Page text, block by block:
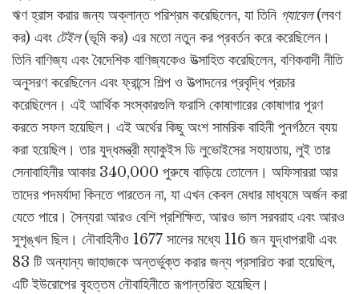
ঋণ হ্রাস করার জন্য অক্লান্ত পরিশ্রম করেছিলেন, যা তিনি গ্যাবেল(লবণ
কর) এবং টেইল(ভূমি কর) এর মতো নতুন কর প্রবর্তন করে করেছিলেন।
তিনি বাণিজ্য এবং বৈদেশিক বাণিজ্যকেও উত্সাহিত করেছিলেন, বণিকবাদী নীতি
অনুসরণ করেছিলেন এবং ফ্রান্সে শিল্প ও উত্পাদনের প্রবৃদ্ধি প্রচার
করেছিলেন। এই আর্থিক সংস্কারগুলি ফরাসি কোষাগারের কোষাগার পূরণ
করতে সফল হয়েছিল। এই অর্থের কিছু অংশ সামরিক বাহিনী পুনর্গঠনে ব্যয়
করা হয়েছিল। তার যুদ্ধমন্ত্রী ম্যাকুইস ডি লুভোইসের সহায়তায়, লুই তার
সেনাবাহিনীর আকার 340,000 পুরুষে বাড়িয়ে তোলেন। অফিসাররা আর
তাদের পদমর্যাদা কিনতে পারতেন না, যা এখন কেবল মেধার মাধ্যমে অর্জন করা
যেতে পারে। সৈন্যরা আরও বেশি প্রশিক্ষিত, আরও ভাল সরবরাহ এবং আরও
সুশৃঙ্খল ছিল। নৌবাহিনীও 1677 সালের মধ্যে 116 জন যুদ্ধাপরাধী এবং
83 টি অন্যান্য জাহাজকে অন্তর্ভুক্ত করার জন্য প্রসারিত করা হয়েছিল,
এটি ইউরোপের বৃহত্তম নৌবাহিনীতে রূপান্তরিত হয়েছিল।